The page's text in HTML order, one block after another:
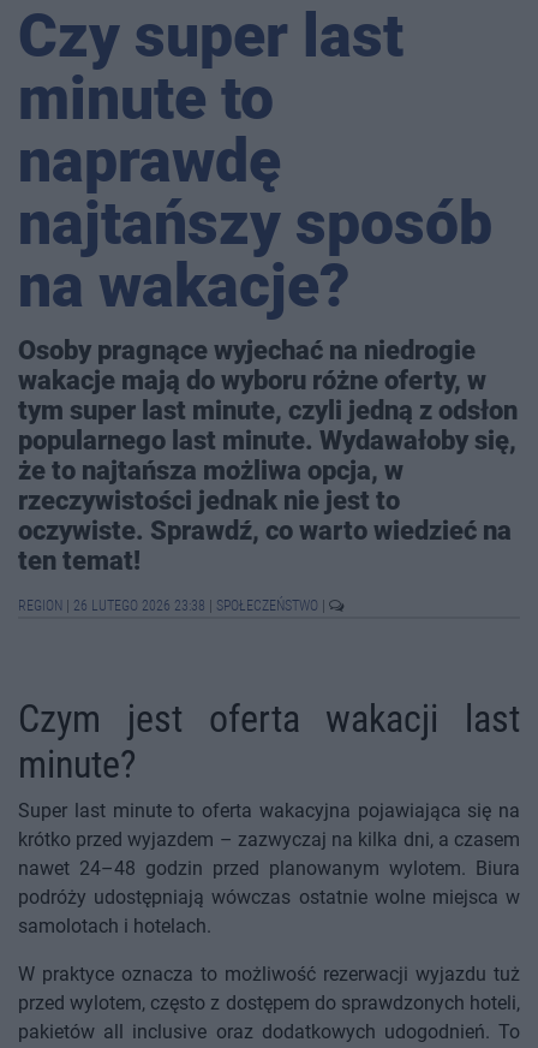
Czy super last
minute to
naprawdę
najtańszy sposób
na wakacje?
Osoby pragnące wyjechać na niedrogie
wakacje mają do wyboru różne oferty, w
tym super last minute, czyli jedną z odsłon
popularnego last minute. Wydawałoby się,
że to najtańsza możliwa opcja, w
rzeczywistości jednak nie jest to
oczywiste. Sprawdź, co warto wiedzieć na
ten temat!
REGION 26 LUTEGO 2026 23:38 SPOŁECZEŃSTWO
Czym jest oferta wakacji last
minute?
Super last minute to oferta wakacyjna pojawiająca się na
krótko przed wyjazdem – zazwyczaj na kilka dni, a czasem
nawet 24–48 godzin przed planowanym wylotem. Biura
podróży udostępniają wówczas ostatnie wolne miejsca w
samolotach i hotelach.
W praktyce oznacza to możliwość rezerwacji wyjazdu tuż
przed wylotem, często z dostępem do sprawdzonych hoteli,
pakietów all inclusive oraz dodatkowych udogodnień. To